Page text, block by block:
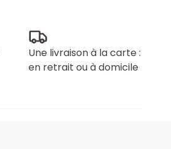
Une livraison à la carte :
en retrait ou à domicile